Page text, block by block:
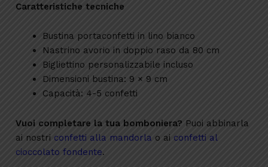
Caratteristiche tecniche
Bustina portaconfetti in lino bianco
Nastrino avorio in doppio raso da 80 cm
Bigliettino personalizzabile incluso
Dimensioni bustina: 9 × 9 cm
Capacità: 4-5 confetti
Vuoi completare la tua bomboniera? Puoi abbinarla
ai nostri confetti alla mandorla o ai confetti al
cioccolato fondente.